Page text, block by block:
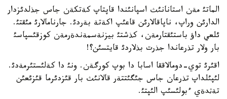
الماتئ مةن استانانئث اسپانئندا قاپتاپ كةتكةن جاس جذلدئزدار
الدارئن وراپ، ناپاقالارئن قاعئپ اكةتة بةردئ. جارنامالارئ مئقتئ.
ئلعي داؤ باستئقتارمةن، كذشتئ بيزنةسمةندةرمةن كوزقئسپاسئ
بار ولار تذرعاندا جذرت بذلاردئ قايتسئن؟!
اقئرئ توي-دومالاققا اسابا دا بوپ كورگةن. ونئ دا كةلئستئرمةدئ.
لئپئلداپ تذرعان جاس جئگئتتةر قالانئث بار قئزدئرما قئزئعئن
تةثدةي ءبولئسئپ الئپتئ.